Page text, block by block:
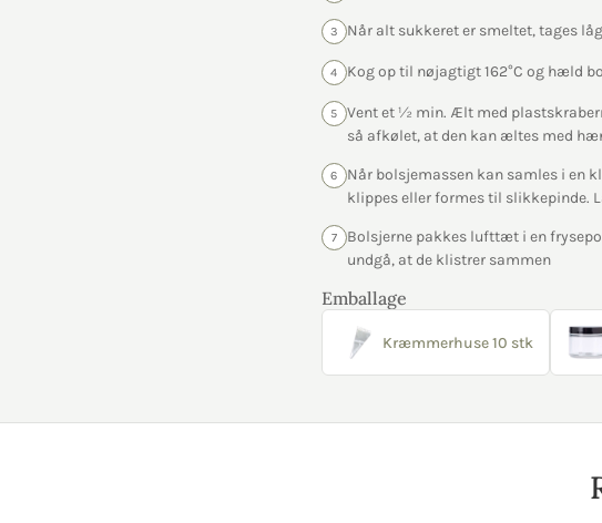
3 Når alt sukkeret er smeltet, tages
4 Kog op til nøjagtigt 162°C og hæld
5
Vent et ½ min. Ælt med
så afkølet, at den kan æltes med
6
Når bolsjemassen kan samles i en
klippes eller formes til slikkepinde.
7
Bolsjerne pakkes lufttæt i en
undgå, at de klistrer sammen
Emballage
Kræmmerhuse 10 stk